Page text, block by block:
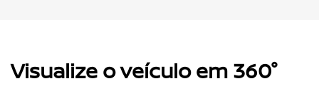
Visualize o veículo em 360°